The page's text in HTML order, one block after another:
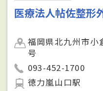
医療法人帖佐整形
福岡県北九州市小
号
093-452-1700
徳力嵐山口駅